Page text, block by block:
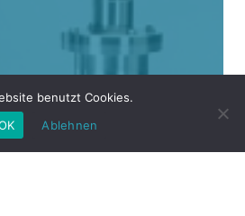
benutzt Cookies.
Ablehnen